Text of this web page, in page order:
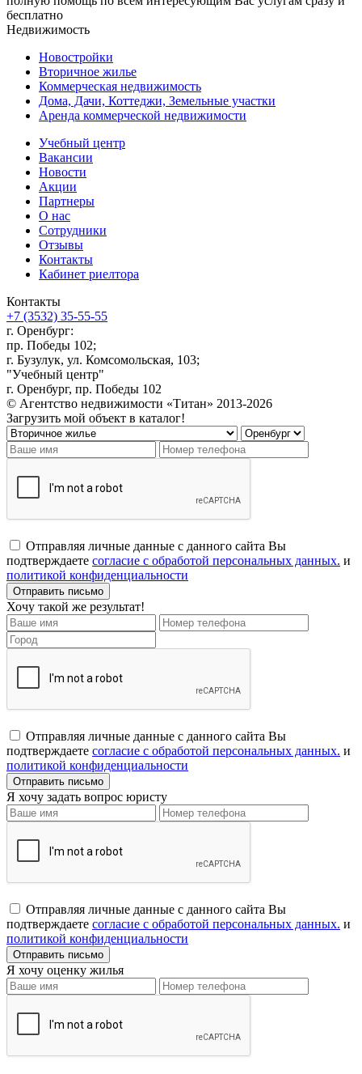
бесплатно
Недвижимость
Новостройки
Вторичное жилье
Коммерческая недвижимость
Дома, Дачи, Коттеджи, Земельные участки
Аренда коммерческой недвижимости
Учебный центр
Вакансии
Новости
Акции
Партнеры
О нас
Сотрудники
Отзывы
Контакты
Кабинет риелтора
Контакты
+7 (3532) 35-55-55
г. Оренбург:
пр. Победы 102;
г. Бузулук, ул. Комсомольская, 103;
"Учебный центр"
г. Оренбург, пр. Победы 102
© Агентство недвижимости «Титан» 2013-2026
Загрузить мой объект в каталог!
Отправляя личные данные с данного сайта Вы
подтверждаете согласие с обработой персональных данных. и
политикой конфиденциальности
Хочу такой же результат!
Отправляя личные данные с данного сайта Вы
подтверждаете согласие с обработой персональных данных. и
политикой конфиденциальности
Я хочу задать вопрос юристу
Отправляя личные данные с данного сайта Вы
подтверждаете согласие с обработой персональных данных. и
политикой конфиденциальности
Я хочу оценку жилья